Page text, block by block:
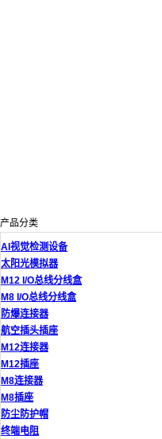
产品分类
AI视觉检测设备
太阳光模拟器
M12 I/O总线分线盒
M8 I/O总线分线盒
防爆连接器
航空插头插座
M12连接器
M12插座
M8连接器
M8插座
防尘防护帽
终端电阻